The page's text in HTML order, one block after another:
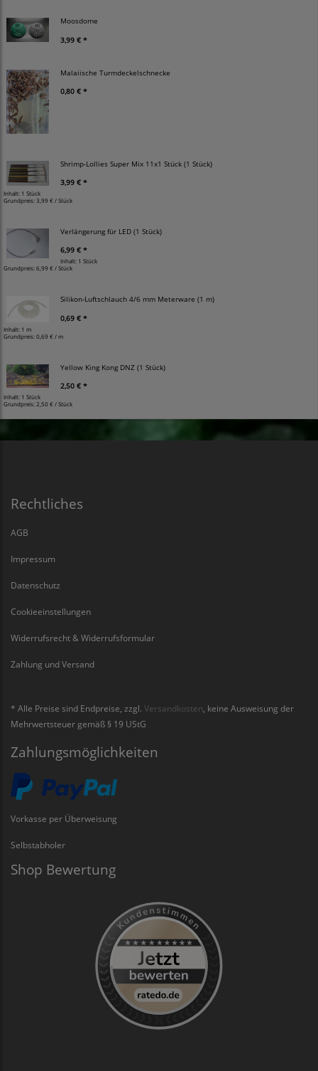
Moosdome
3,99 € *
Malaiische Turmdeckelschnecke
0,80 € *
Shrimp-Lollies Super Mix 11x1 Stück (1 Stück)
3,99 € *
Inhalt: 1 Stück
Grundpreis:3,99 € / Stück
Verlängerung für LED (1 Stück)
6,99 € *
Inhalt: 1 Stück
Grundpreis:6,99 € / Stück
Silikon-Luftschlauch 4/6 mm Meterware (1 m)
0,69 € *
Inhalt: 1 m
Grundpreis:0,69 € / m
Yellow King Kong DNZ (1 Stück)
2,50 € *
Inhalt: 1 Stück
Grundpreis: 2,50 € / Stück
Rechtliches
AGB
Impressum
Datenschutz
Cookieeinstellungen
Widerrufsrecht & Widerrufsformular
Zahlung und Versand
* Alle Preise sind Endpreise, zzgl. Versandkosten , keine Ausweisung der
Mehrwertsteuer gemäß § 19 UStG
Zahlungsmöglichkeiten
Vorkasse per Überweisung
Selbstabholer
Shop Bewertung